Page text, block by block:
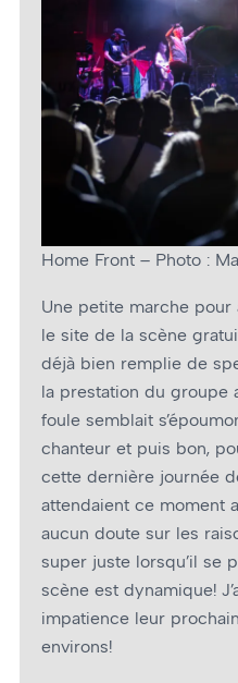
Home Front – Photo :
Une petite marche
le site de la scène
déjà bien remplie de
la prestation du groupe
foule semblait
chanteur et puis bon,
cette dernière journée
attendaient ce moment
aucun doute sur les
super juste lorsqu’il se
scène est dynamique!
impatience leur
environs!